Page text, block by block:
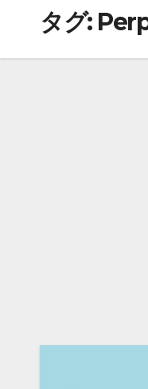
タグ: